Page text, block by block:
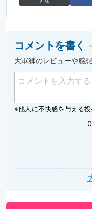
コメントを書く
大軍師のレビューや感